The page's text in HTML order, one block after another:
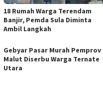
18 Rumah Warga Terendam
Banjir, Pemda Sula Diminta
Ambil Langkah
Gebyar Pasar Murah Pemprov
Malut Diserbu Warga Ternate
Utara